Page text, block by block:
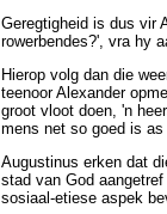
Geregtigheid is dus vir
rowerbendes?', vra hy
Hierop volg dan die
teenoor Alexander
groot vloot doen, 'n
mens net so goed is
Augustinus erken dat
stad van God aangetref
sosiaal-etiese aspek